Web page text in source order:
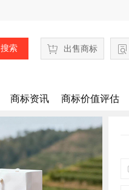
搜索 出售商标
商标资讯 商标价值评估